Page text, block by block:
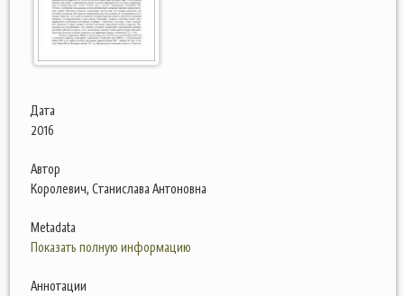
Дата
2016
Автор
Королевич, Станислава Антоновна
Metadata
Показать полную информацию
Аннотации